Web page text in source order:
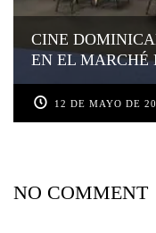
CINE
EN EL MARCHÉ
12 DE MAYO DE
NO COMMENT